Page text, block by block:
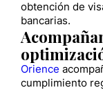
obtención de
bancarias.
Orience
cumplimiento